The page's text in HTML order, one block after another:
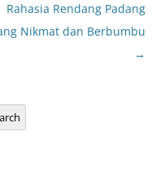
Rahasia Rendang Padang
Nikmat dan Berbumbu
→